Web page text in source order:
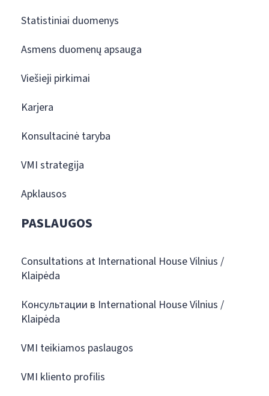
Statistiniai duomenys
Asmens duomenų apsauga
Viešieji pirkimai
Karjera
Konsultacinė taryba
VMI strategija
Apklausos
PASLAUGOS
Consultations at International House Vilnius /
Klaipėda
Консультации в International House Vilnius /
Klaipėda
VMI teikiamos paslaugos
VMI kliento profilis